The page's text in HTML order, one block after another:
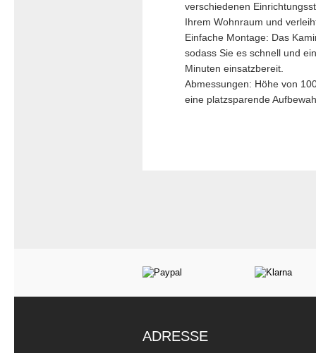
verschiedenen
Ihrem Wohnraum und
Einfache Montage: Das
sodass Sie es schnell und
Minuten einsatzbereit.
Abmessungen: Höhe von
eine platzsparende
ADRESSE